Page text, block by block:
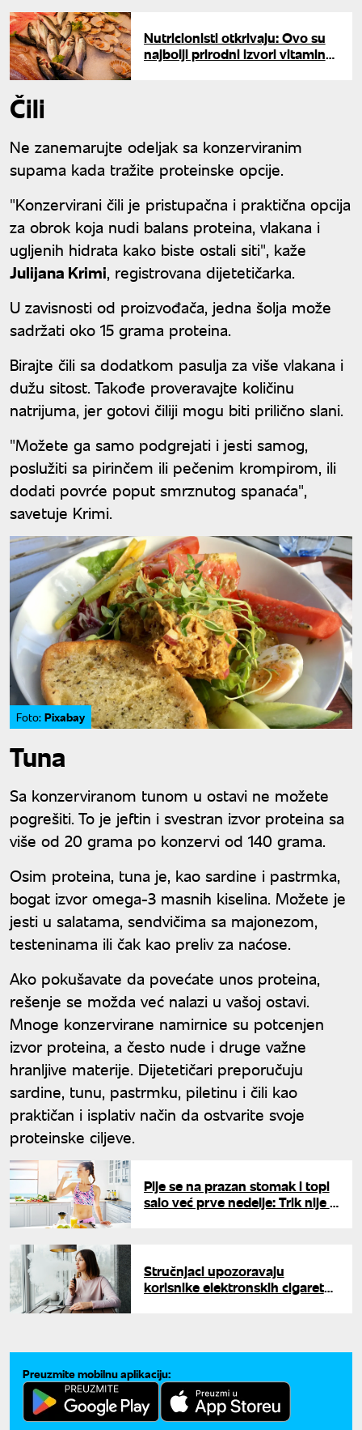
Nutricionisti otkrivaju: Ovo su
najbolji prirodni izvori vitamina
Čili
Ne zanemarujte odeljak sa konzerviranim
supama kada tražite proteinske opcije.
"Konzervirani čili je pristupačna i praktična opcija
za obrok koja nudi balans proteina, vlakana i
ugljenih hidrata kako biste ostali siti", kaže
Julijana Krimi, registrovana dijetetičarka.
U zavisnosti od proizvođača, jedna šolja može
sadržati oko 15 grama proteina.
Birajte čili sa dodatkom pasulja za više vlakana i
dužu sitost. Takođe proveravajte količinu
natrijuma, jer gotovi čiliji mogu biti prilično slani.
"Možete ga samo podgrejati i jesti samog,
poslužiti sa pirinčem ili pečenim krompirom, ili
dodati povrće poput smrznutog spanaća",
savetuje Krimi.
Foto: Pixabay
Tuna
Sa konzerviranom tunom u ostavi ne možete
pogrešiti. To je jeftin i svestran izvor proteina sa
više od 20 grama po konzervi od 140 grama.
Osim proteina, tuna je, kao sardine i pastrmka,
bogat izvor omega-3 masnih kiselina. Možete je
jesti u salatama, sendvičima sa majonezom,
testeninama ili čak kao preliv za naćose.
Ako pokušavate da povećate unos proteina,
rešenje se možda već nalazi u vašoj ostavi.
Mnoge konzervirane namirnice su potcenjen
izvor proteina, a često nude i druge važne
hranljive materije. Dijetetičari preporučuju
sardine, tunu, pastrmku, piletinu i čili kao
praktičan i isplativ način da ostvarite svoje
proteinske ciljeve.
Pije se na prazan stomak i topi
salo već prve nedelje: Trik nije u
Stručnjaci upozoravaju
korisnike elektronskih cigareta:
Preuzmite mobilnu aplikaciju: